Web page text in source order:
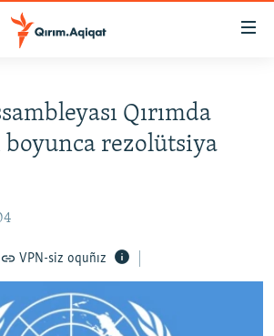
Qırımda
boyunca rezolütsiya
VPN-siz oquñız